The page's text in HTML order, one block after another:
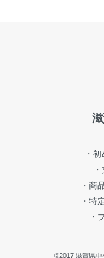
・
・商
・特
・
©2017 滋賀県中